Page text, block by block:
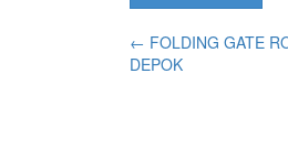
← FOLDING GATE
DEPOK